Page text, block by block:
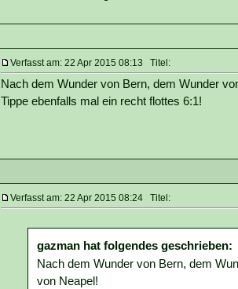
Verfasst am: 22 Apr 2015 08:13 Titel:
Nach dem Wunder von Bern, dem Wunder
Tippe ebenfalls mal ein recht flottes 6:1!
Verfasst am: 22 Apr 2015 08:24 Titel:
gazman hat folgendes geschrieben:
Nach dem Wunder von Bern, dem
von Neapel!